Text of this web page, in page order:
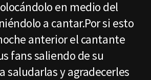
en medio del
a cantar.Por si esto
anterior el cantante
fans saliendo de su
saludarlas y agradecerles